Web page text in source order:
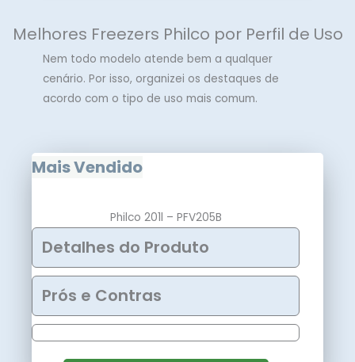
Melhores Freezers Philco por Perfil de Uso
Nem todo modelo atende bem a qualquer
cenário. Por isso, organizei os destaques de
acordo com o tipo de uso mais comum.
Mais Vendido
Philco 201l – PFV205B
Detalhes do Produto
Prós e Contras